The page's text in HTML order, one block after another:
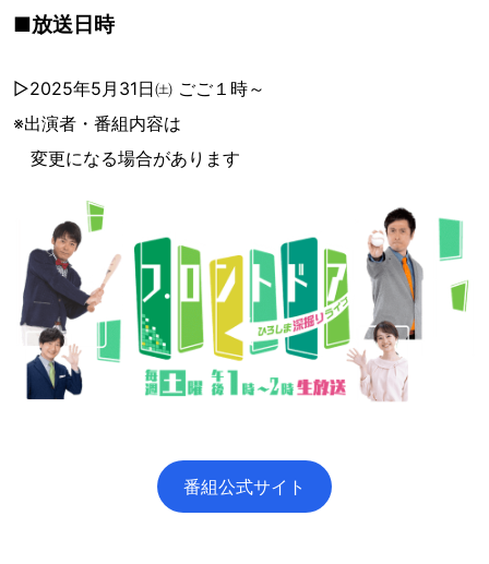
■放送日時
▷2025年5月31日㈯ ごご１時～
※出演者・番組内容は
変更になる場合があります
番組公式サイト